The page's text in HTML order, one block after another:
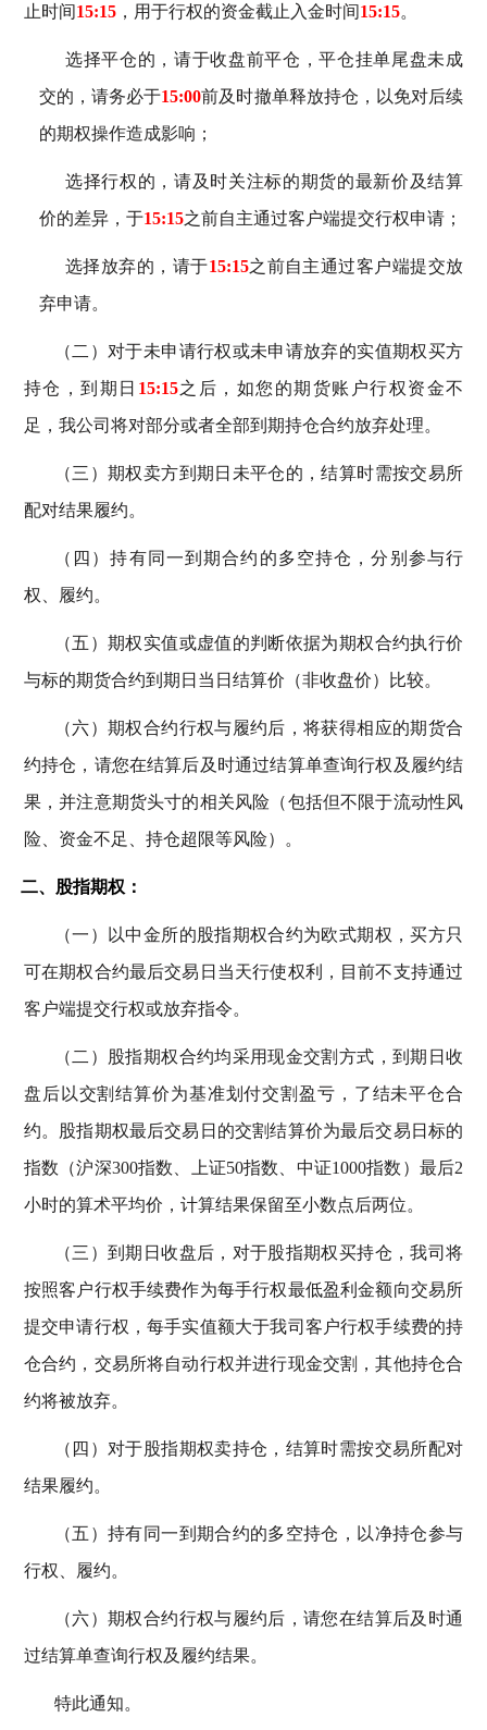
止时间15:15，用于行权的资金截止入金时间15:15。
选择平仓的，请于收盘前平仓，平仓挂单尾盘未成
交的，请务必于15:00前及时撤单释放持仓，以免对后续
的期权操作造成影响；
选择行权的，请及时关注标的期货的最新价及结算
价的差异，于15:15之前自主通过客户端提交行权申请；
选择放弃的，请于15:15之前自主通过客户端提交放
弃申请。
（二）对于未申请行权或未申请放弃的实值期权买方
持仓，到期日 15:15之后，如您的期货账户行权资金不
足，我公司将对部分或者全部到期持仓合约放弃处理。
（三）期权卖方到期日未平仓的，结算时需按交易所
配对结果履约。
（四）持有同一到期合约的多空持仓，分别参与行
权、履约。
（五）期权实值或虚值的判断依据为期权合约执行价
与标的期货合约到期日当日结算价（非收盘价）比较。
（六）期权合约行权与履约后，将获得相应的期货合
约持仓，请您在结算后及时通过结算单查询行权及履约结
果，并注意期货头寸的相关风险（包括但不限于流动性风
险、资金不足、持仓超限等风险）。
二、 股指期权：
（一）以中金所的股指期权合约为欧式期权，买方只
可在期权合约最后交易日当天行使权利，目前不支持通过
客户端提交行权或放弃指令。
（二）股指期权合约均采用现金交割方式，到期日收
盘后以交割结算价为基准划付交割盈亏，了结未平仓合
约。股指期权最后交易日的交割结算价为最后交易日标的
指数（沪深300指数、上证50指数、中证1000指数 ）最后2
小时的算术平均价，计算结果保留至小数点后两位。
（三）到期日收盘后，对于股指期权买持仓，我司将
按照客户行权手续费作为每手行权最低盈利金额向交易所
提交申请行权，每手实值额大于我司客户行权手续费的持
仓合约，交易所将自动行权并进行现金交割，其他持仓合
约将被放弃。
（四）对于股指期权卖持仓，结算时需按交易所配对
结果履约。
（五）持有同一到期合约的多空持仓，以净持仓参与
行权、履约。
（六）期权合约行权与履约后，请您在结算后及时通
过结算单查询行权及履约结果。
特此通知。